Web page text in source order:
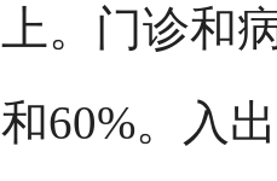
上。门诊和
和60%。入